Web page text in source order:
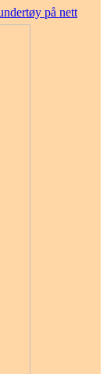
på nett